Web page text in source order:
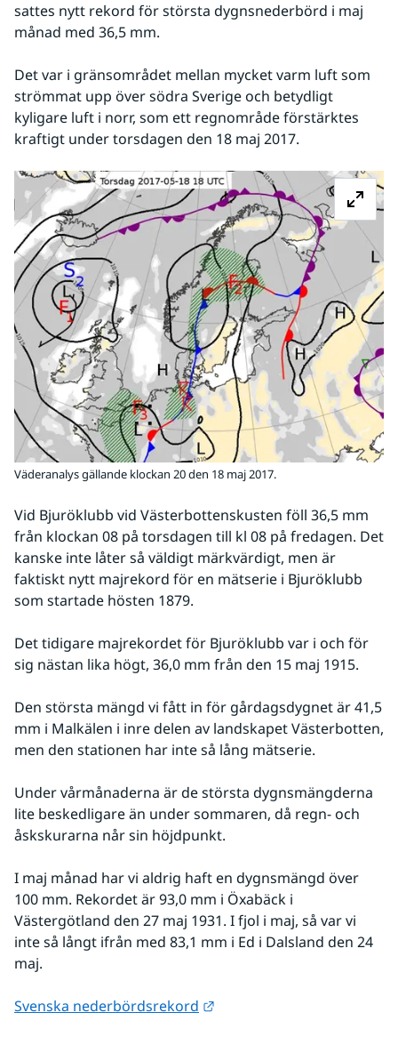
sattes nytt rekord för största dygnsnederbörd i maj
månad med 36,5 mm.
Det var i gränsområdet mellan mycket varm luft som
strömmat upp över södra Sverige och betydligt
kyligare luft i norr, som ett regnområde förstärktes
kraftigt under torsdagen den 18 maj 2017.
Väderanalys gällande klockan 20 den 18 maj 2017.
Vid Bjuröklubb vid Västerbottenskusten föll 36,5 mm
från klockan 08 på torsdagen till kl 08 på fredagen. Det
kanske inte låter så väldigt märkvärdigt, men är
faktiskt nytt majrekord för en mätserie i Bjuröklubb
som startade hösten 1879.
Det tidigare majrekordet för Bjuröklubb var i och för
sig nästan lika högt, 36,0 mm från den 15 maj 1915.
Den största mängd vi fått in för gårdagsdygnet är 41,5
mm i Malkälen i inre delen av landskapet Västerbotten,
men den stationen har inte så lång mätserie.
Under vårmånaderna är de största dygnsmängderna
lite beskedligare än under sommaren, då regn- och
åskskurarna når sin höjdpunkt.
I maj månad har vi aldrig haft en dygnsmängd över
100 mm. Rekordet är 93,0 mm i Öxabäck i
Västergötland den 27 maj 1931. I fjol i maj, så var vi
inte så långt ifrån med 83,1 mm i Ed i Dalsland den 24
maj.
Svenska nederbördsrekord